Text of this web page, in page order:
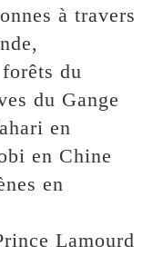
à travers
du
du Gange
en
en Chine
en
Lamourd